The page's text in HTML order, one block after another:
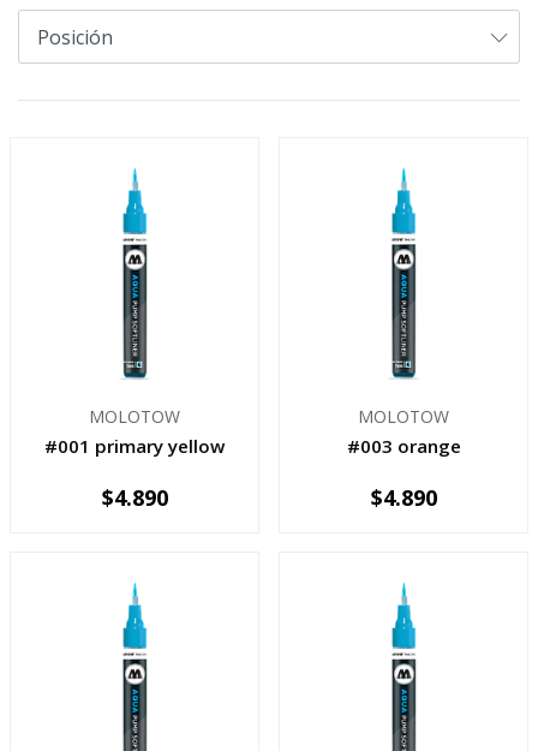
MOLOTOW
#001 primary yellow
+
$4.890
MOLOTOW
#003 orange
+
$4.890